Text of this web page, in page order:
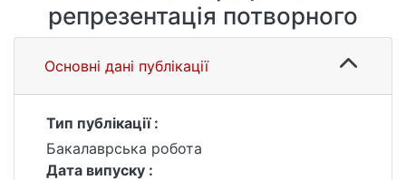
репрезентація потворного
Основні дані публікації
Тип публікації :
Бакалаврська робота
Дата випуску :